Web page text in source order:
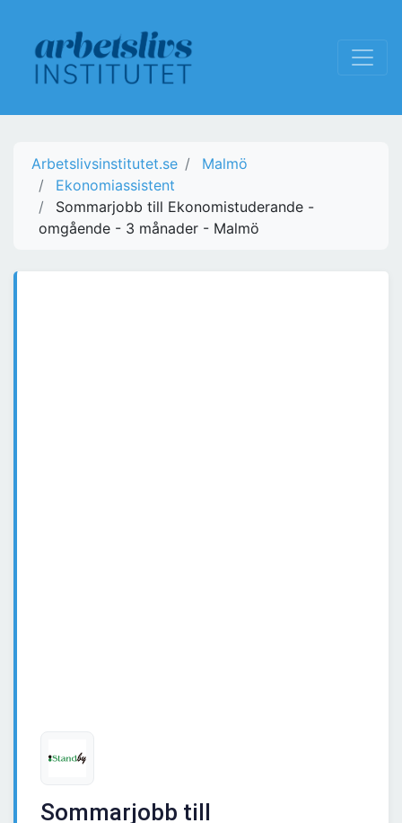
Arbetslivsinstitutet.se
Malmö
Ekonomiassistent
Sommarjobb till Ekonomistuderande -
omgående - 3 månader - Malmö
Sommarjobb till